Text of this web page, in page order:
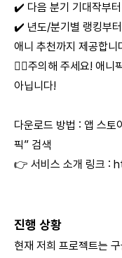
✔️ 다음 분기 기대작부
✔️ 년도/분기별 랭킹부
애니 추천까지 제공합니
🙅‍♂️주의해 주세요! 애니
아닙니다!
다운로드 방법 : 앱 스토
픽” 검색
👉 서비스 소개 링크 :
진행 상황
현재 저희 프로젝트는